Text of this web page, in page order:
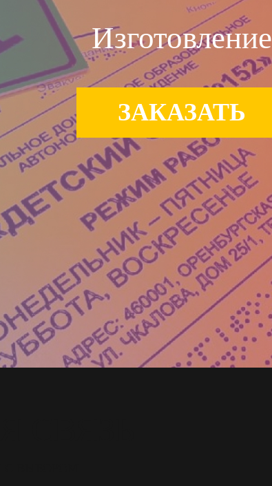
Изготовление
ЗАКАЗАТЬ